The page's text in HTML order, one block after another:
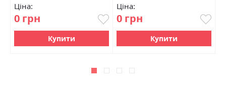
Ціна:
0 грн
Купити
Ціна:
0 грн
Купити